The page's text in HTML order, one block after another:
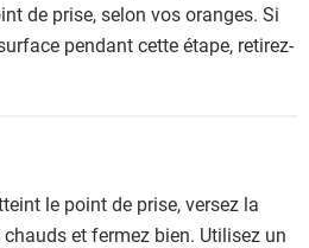
de prise, selon vos oranges. Si
pendant cette étape, retirez-
le point de prise, versez la
et fermez bien. Utilisez un